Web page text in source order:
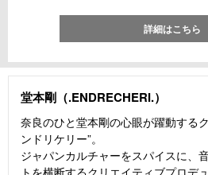
詳細はこちら
堂本剛（.ENDRECHERI.）
奈良のひと堂本剛の心眼が躍動する
ンドリケリー”。
ジャパンカルチャーをスパイスに、
トを横断するクリエイティブプロデ